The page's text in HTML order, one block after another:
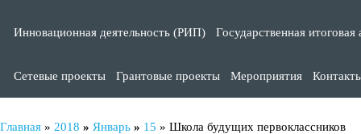
Инновационная деятельность (РИП) Государственная итоговая
Сетевые проекты Грантовые проекты Мероприятия
Главная » 2018 » Январь » 15 » Школа будущих первоклассников